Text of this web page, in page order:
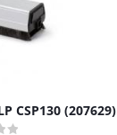
CSP130 (207629)